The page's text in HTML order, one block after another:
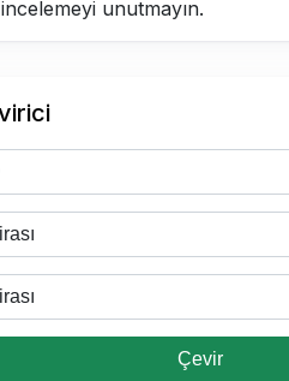
unutmayın.
Çevir